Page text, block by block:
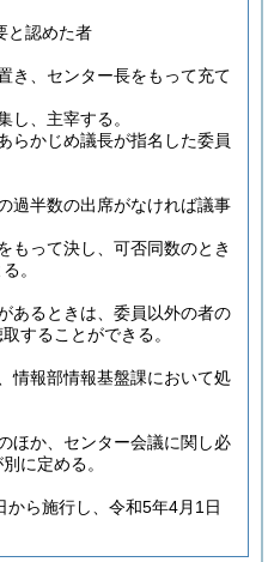
と認めた者
き、センター長をもって充て
し、主宰する。
らかじめ議長が指名した委員
過半数の出席がなければ議事
もって決し、可否同数のとき
。
あるときは、委員以外の者の
することができる。
情報部情報基盤課において処
ほか、センター会議に関し必
に定める。
から施行し、令和5年4月1日